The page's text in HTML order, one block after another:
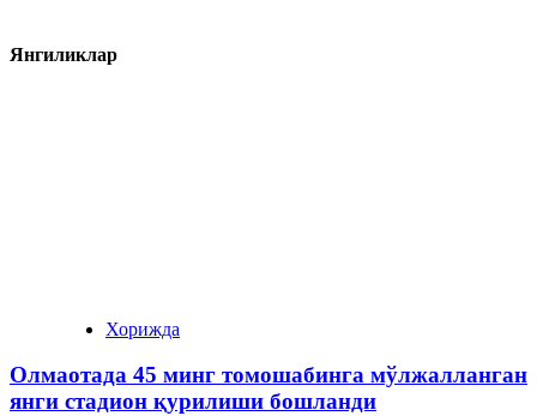
Янгиликлар
Хорижда
Олмаотада 45 минг томошабинга мўлжалланган
янги стадион қурилиши бошланди